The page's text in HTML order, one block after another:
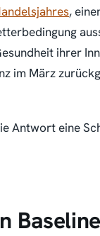
,
ihrer
im März
Antwort eine
Baseline